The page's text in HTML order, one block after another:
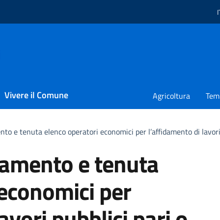
Vivere il Comune Agricoltura
e tenuta elenco operatori economici per l’affidamento di
e tenuta
per